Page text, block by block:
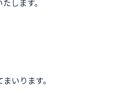
いります。